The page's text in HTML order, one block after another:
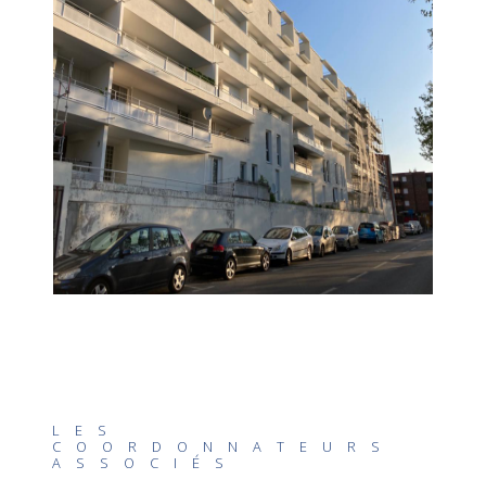
LES
COORDONNATEURS
ASSOCIÉS